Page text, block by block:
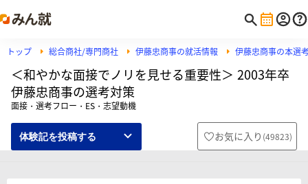
トップ 総合商社/専門商社 伊藤忠商事の就活情報 伊藤忠商事の本選
＜和やかな面接でノリを見せる重要性＞ 2003年卒
伊藤忠商事の選考対策
面接・選考フロー・ES・志望動機
体験記を投稿する お気に入り (49823)